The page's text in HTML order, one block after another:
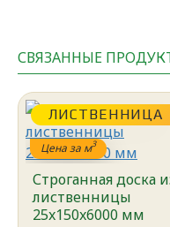
СВЯЗАННЫЕ
Цена за м3
ЛИСТВЕННИЦА
Строганная доска
лиственницы
25x150x6000 мм